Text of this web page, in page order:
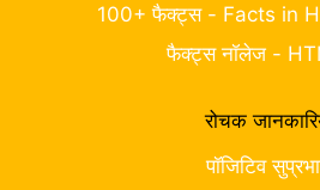
100+ फैक्ट्स - Facts in
फैक्ट्स नॉलेज -
रोचक
पॉजिटिव